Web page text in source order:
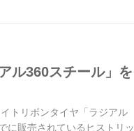
ル360スチール」を
トリボンタイヤ「ラジアル
に販売されているヒストリッ